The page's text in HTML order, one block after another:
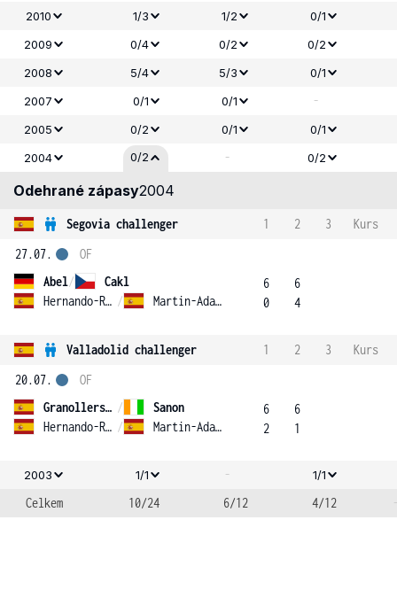
2010
1/3 1/2
0/1
2009
0/4 0/2
0/2
2008
5/4 5/3
0/1
2007
0/1 0/1 -
2005 0/2 0/1
0/1
2004
0/2 - 0/2
Odehrané zápasy2004
Segovia challenger 1 2 3
Kurs
27.07.
Abel/
Cakl
Hernando-Ruano / Martin-Adalia
OF
6
0
6
4
Valladolid challenger 1 2 3
Kurs
20.07.
Granollers-Pujol /
Sanon
Hernando-Ruano / Martin-Adalia
OF
6
2
6
1
2003 1/1 - 1/1
Celkem 10/24 6/12 4/12